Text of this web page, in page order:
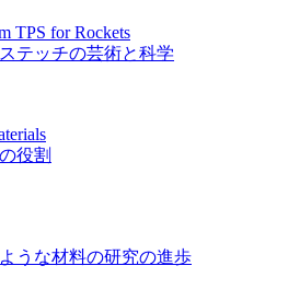
テッチの芸術と科学
役割
うな材料の研究の進歩